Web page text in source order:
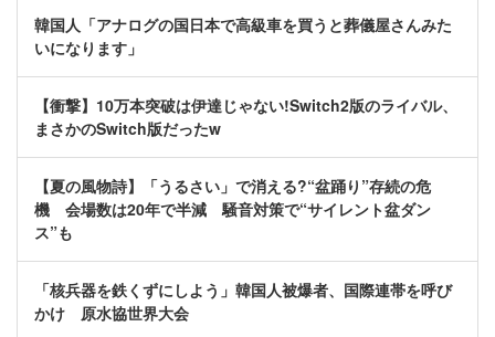
韓国人「アナログの国日本で高級車を買うと葬儀屋さんみた
いになります」
【衝撃】10万本突破は伊達じゃない!Switch2版のライバル、
まさかのSwitch版だったw
【夏の風物詩】「うるさい」で消える?“盆踊り”存続の危
機 会場数は20年で半減 騒音対策で“サイレント盆ダン
ス”も
「核兵器を鉄くずにしよう」韓国人被爆者、国際連帯を呼び
かけ 原水協世界大会